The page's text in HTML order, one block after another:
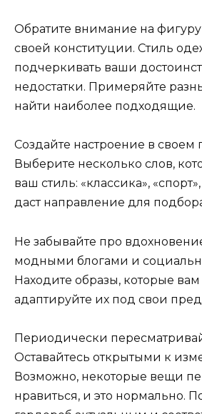
Обратите внимание на
своей конституции. Стиль
подчеркивать ваши
недостатки. Примеряйте
найти наиболее подходящие.
Создайте настроение в своем
Выберите несколько слов,
ваш стиль: «классика»,
даст направление для
Не забывайте про
модными блогами и
Находите образы, которые вам
адаптируйте их под свои
Периодически
Оставайтесь открытыми к
Возможно, некоторые вещи
нравиться, и это нормально.